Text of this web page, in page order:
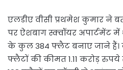
एलडीए वीसी प्रथमेश कुमार ने
पर ऐशबाग स्क्वॉयर अपार्टमेंट में
के कुल 384 फ्लैट बनाए जाने हैं।
फ्लैटों की कीमत 1.11 करोड़ रुपये